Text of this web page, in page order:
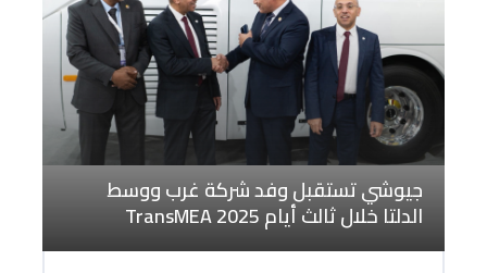
جيوشي تستقبل وفد شركة غرب ووسط
الدلتا خلال ثالث أيام TransMEA 2025